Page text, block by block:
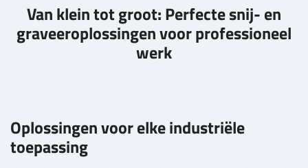
Van klein tot groot: Perfecte snij- en
graveeroplossingen voor professioneel
werk
Oplossingen voor elke industriële
toepassing